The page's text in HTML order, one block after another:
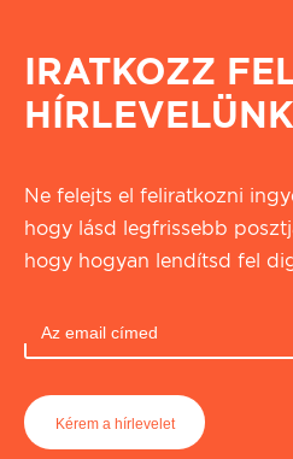
IRATKOZZ
Ne felejts el feliratkozni
hogy lásd legfrissebb
hogy hogyan lendítsd fel